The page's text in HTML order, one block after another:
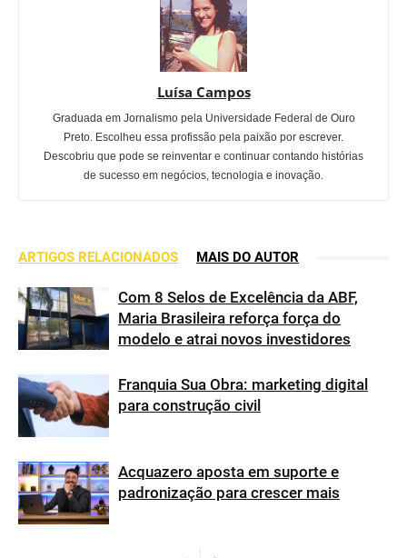
Luísa Campos
Graduada em Jornalismo pela Universidade Federal de Ouro
Preto. Escolheu essa profissão pela paixão por escrever.
Descobriu que pode se reinventar e continuar contando histórias
de sucesso em negócios, tecnologia e inovação.
ARTIGOS RELACIONADOS MAIS DO AUTOR
Com 8 Selos de Excelência da ABF,
Maria Brasileira reforça força do
modelo e atrai novos investidores
Franquia Sua Obra: marketing digital
para construção civil
Acquazero aposta em suporte e
padronização para crescer mais